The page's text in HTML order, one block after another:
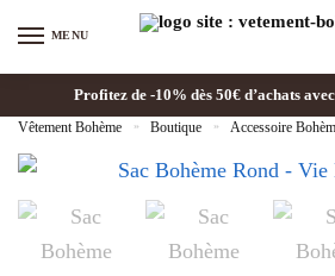
MENU
Profitez de -10% dès 50€ d’achats
Vêtement Bohème » Boutique » Accessoire